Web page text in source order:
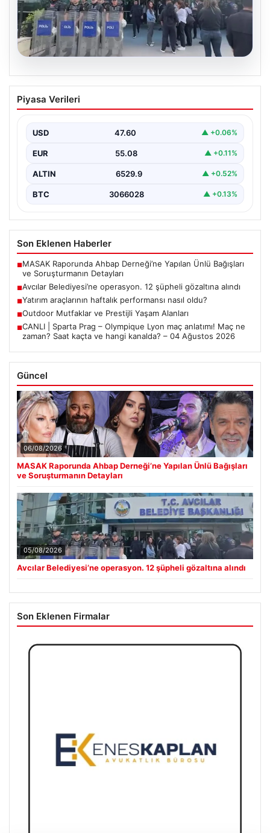
Avcılar Belediyesi’ne operasyon. 12
şüpheli gözaltına alındı
Piyasa Verileri
USD 47.60 ▲ +0.06%
EUR 55.08 ▲ +0.11%
ALTIN 6529.9 ▲ +0.52%
BTC 3066028 ▲ +0.13%
Son Eklenen Haberler
■MASAK Raporunda Ahbap Derneği’ne Yapılan Ünlü Bağışları
ve Soruşturmanın Detayları
■Avcılar Belediyesi’ne operasyon. 12 şüpheli gözaltına alındı
■Yatırım araçlarının haftalık performansı nasıl oldu?
■Outdoor Mutfaklar ve Prestijli Yaşam Alanları
■CANLI | Sparta Prag – Olympique Lyon maç anlatımı! Maç ne
zaman? Saat kaçta ve hangi kanalda? – 04 Ağustos 2026
Güncel
06/08/2026
MASAK Raporunda Ahbap Derneği’ne Yapılan Ünlü Bağışları
ve Soruşturmanın Detayları
05/08/2026
Avcılar Belediyesi’ne operasyon. 12 şüpheli gözaltına alındı
Son Eklenen Firmalar